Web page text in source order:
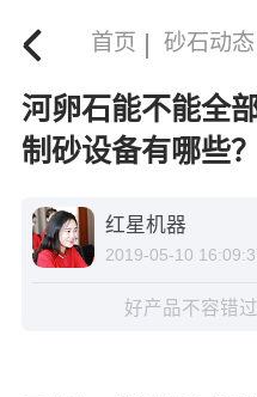
首页 砂石动态
河卵石能不能全
制砂设备有哪些
红星机器
2019-05-10
好产品不容错